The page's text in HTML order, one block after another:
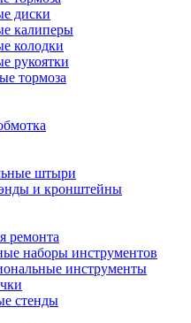
диски
калиперы
колодки
рукоятки
тормоза
штыри
и кронштейны
ремонта
наборы инструментов
инструменты
стенды